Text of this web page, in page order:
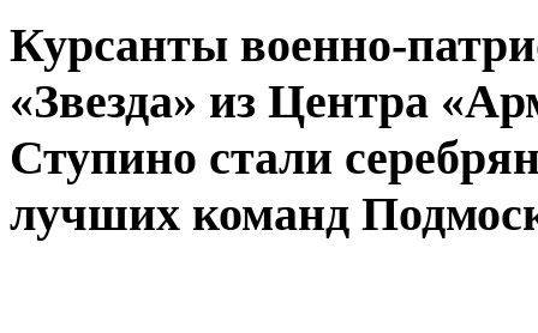
Курсанты военно-
«Звезда» из Центра
Ступино стали
лучших команд